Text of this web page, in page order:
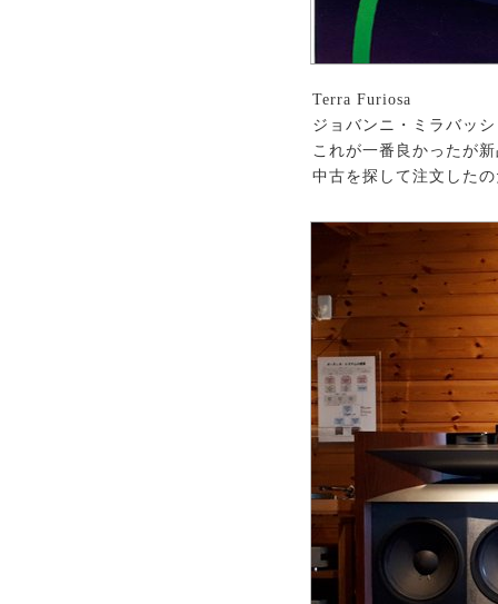
Terra Furiosa
ジョバンニ・ミラバッ
これが一番良かったが
中古を探して注文した